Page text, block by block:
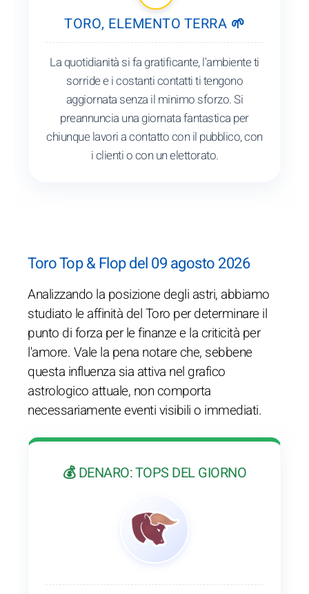
TORO, ELEMENTO TERRA 🌱
La quotidianità si fa gratificante, l'ambiente ti
sorride e i costanti contatti ti tengono
aggiornata senza il minimo sforzo. Si
preannuncia una giornata fantastica per
chiunque lavori a contatto con il pubblico, con
i clienti o con un elettorato.
Toro Top & Flop del 09 agosto 2026
Analizzando la posizione degli astri, abbiamo
studiato le affinità del Toro per determinare il
punto di forza per le finanze e la criticità per
l'amore. Vale la pena notare che, sebbene
questa influenza sia attiva nel grafico
astrologico attuale, non comporta
necessariamente eventi visibili o immediati.
💰 DENARO: TOPS DEL GIORNO